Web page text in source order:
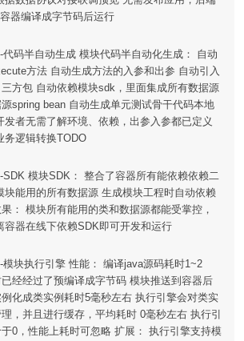
器编译成字节码后运行
代码半自动生成 模块代码半自动化生成： 自动
方法 自动生成方法的入参和出参 自动引入
方包 自动依赖模块sdk，里面集成所有数据源
spring bean 自动生成单元测试骨干代码本地
者无需了解环境、依赖，出参入参都已定义
务逻辑转换TODO
SDK 模块SDK： 整合了容器所有能依赖依赖二
块能用的所有数据源 生成模块工程时自动依赖
： 模块所有能用的类和数据源都能受掌控，
容器在线下依赖SDK即可开发和运行
模块执行引擎 性能： 编译java源码耗时1~2
经经过了预编译成字节码 模块推送到容器后
化成类实例耗时5毫秒左右 执行引擎会对类实
，并且进行缓存，平均耗时 0毫秒左右 执行引
0，性能上耗时可忽略 扩展： 执行引擎支持模